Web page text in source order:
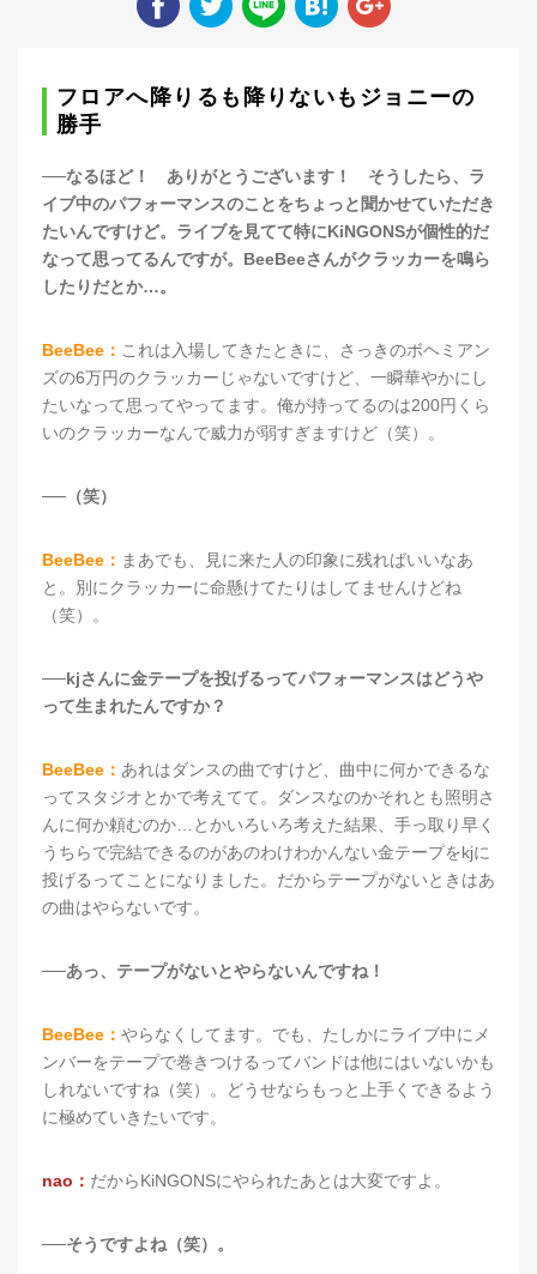
フロアへ降りるも降りないもジョニーの
勝手
──なるほど！ ありがとうございます！ そうしたら、ラ
イブ中のパフォーマンスのことをちょっと聞かせていただき
たいんですけど。ライブを見てて特にKiNGONSが個性的だ
なって思ってるんですが。BeeBeeさんがクラッカーを鳴ら
したりだとか…。
BeeBee： これは入場してきたときに、さっきのボヘミアン
ズの6万円のクラッカーじゃないですけど、一瞬華やかにし
たいなって思ってやってます。俺が持ってるのは200円くら
いのクラッカーなんで威力が弱すぎますけど（笑）。
──（笑）
BeeBee： まあでも、見に来た人の印象に残ればいいなあ
と。別にクラッカーに命懸けてたりはしてませんけどね
（笑）。
──kjさんに金テープを投げるってパフォーマンスはどうや
って生まれたんですか？
BeeBee： あれはダンスの曲ですけど、曲中に何かできるな
ってスタジオとかで考えてて。ダンスなのかそれとも照明さ
んに何か頼むのか…とかいろいろ考えた結果、手っ取り早く
うちらで完結できるのがあのわけわかんない金テープをkjに
投げるってことになりました。だからテープがないときはあ
の曲はやらないです。
──あっ、テープがないとやらないんですね！
BeeBee： やらなくしてます。でも、たしかにライブ中にメ
ンバーをテープで巻きつけるってバンドは他にはいないかも
しれないですね（笑）。どうせならもっと上手くできるよう
に極めていきたいです。
nao： だからKiNGONSにやられたあとは大変ですよ。
──そうですよね（笑）。